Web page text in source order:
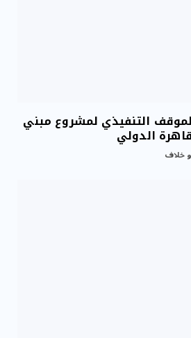
التنفيذي لمشروع مبني
خلاف